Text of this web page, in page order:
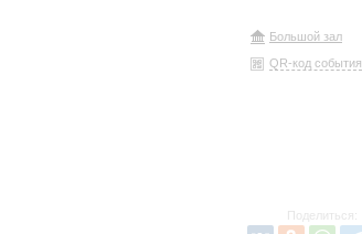
Большой зал
QR-код события
Поделиться: